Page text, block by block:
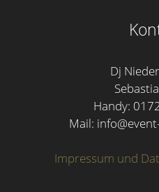
Dj
Handy:
Mail:
Impressum und